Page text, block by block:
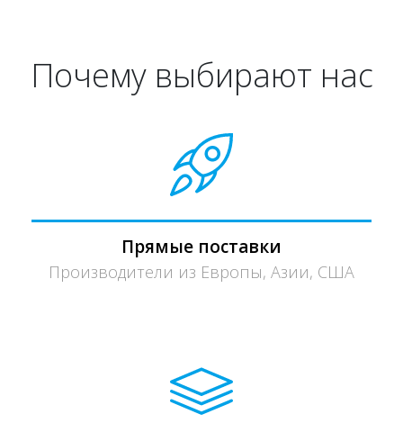
Почему выбирают нас
Прямые поставки
Производители из Европы, Азии, США